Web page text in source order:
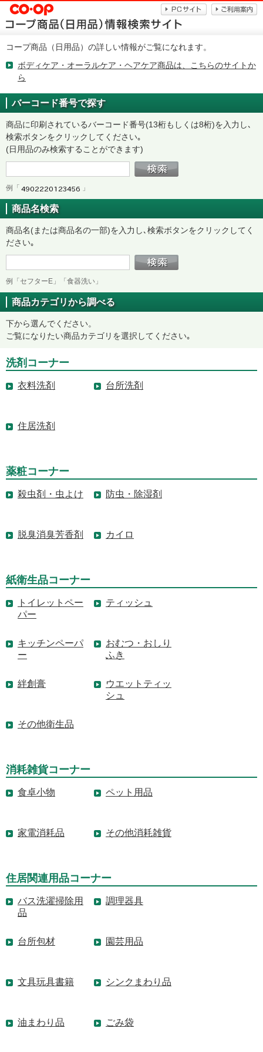
コープ商品（日用品）の詳しい情報がご覧になれます。
ボディケア・オーラルケア・ヘアケア商品は、こちらのサイトか
ら
バーコード番号で探す
商品に印刷されているバーコード番号(13桁もしくは8桁)を入力し､
検索ボタンをクリックしてください｡
(日用品のみ検索することができます)
例「 」
商品名検索
商品名(または商品名の一部)を入力し､検索ボタンをクリックしてく
ださい｡
例「セフターE」「食器洗い」
商品カテゴリから調べる
下から選んでください。
ご覧になりたい商品カテゴリを選択してください｡
洗剤コーナー
衣料洗剤 台所洗剤
住居洗剤
薬粧コーナー
殺虫剤・虫よけ 防虫・除湿剤
脱臭消臭芳香剤 カイロ
紙衛生品コーナー
トイレットペー
パー
ティッシュ
キッチンペーパ
ー
おむつ・おしり
ふき
絆創膏
ウエットティッ
シュ
その他衛生品
消耗雑貨コーナー
食卓小物 ペット用品
家電消耗品 その他消耗雑貨
住居関連用品コーナー
バス洗濯掃除用
品
調理器具
台所包材 園芸用品
文具玩具書籍 シンクまわり品
油まわり品 ごみ袋